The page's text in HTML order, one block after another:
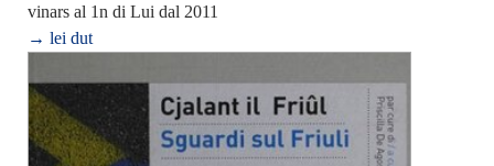
vinars al 1n di Lui dal 2011
→ lei dut